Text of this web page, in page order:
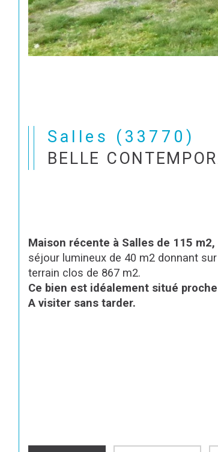
Salles (33770)
BELLE
Maison récente à Salles de 115 m2,
séjour lumineux de 40 m2 donnant
terrain clos de 867 m2.
Ce bien est idéalement situé
A visiter sans tarder.